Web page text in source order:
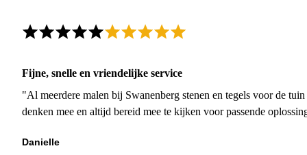
Fijne, snelle en vriendelijke service
"Al meerdere malen bij Swanenberg stenen en tegels voor de
denken mee en altijd bereid mee te kijken voor passende
Danielle